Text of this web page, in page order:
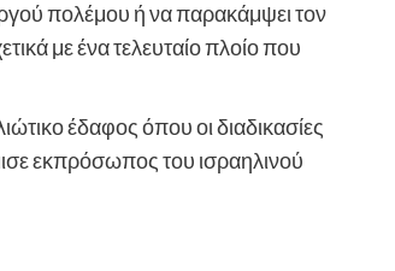
πολέμου ή να παρακάμψει τον
με ένα τελευταίο πλοίο που
έδαφος όπου οι διαδικασίες
εκπρόσωπος του ισραηλινού